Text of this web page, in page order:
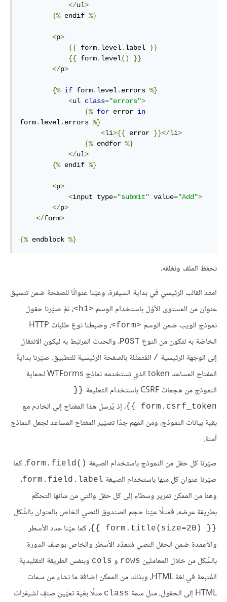
</ul>
{% endif %}
<p>
{{ form. level. label }}
{{ form. level()
}}
</p>
{% if form. level. errors %}
<ul class="errors">
{% for error in
form. level. errors %}
<li>{{ error }}</li>
{% endfor %}
</ul>
{% endif %}
<p>
<input type="submit" value="Add">
</p>
</form>
{% endblock %}
نحفظ الملف ونغلقه.
امتد القالب الرئيسي في بداية الشيفرة، وعيّنا عنوانًا للصفحة ضمن تنسيق
عنوان من المستوى الأوّل باستخدام الوسم <h1>
، ثمّ صيّرنا حقول
نموذج الويب ضمن الوسم <form>
، وضبطنا نوع طلبات HTTP
الخاصّة به لتكون من النوع POST، والحدث المرتبط به ليكون الانتقال
إلى الوجهة الرئيسية / المُتمثّلة بالصفحة الرئيسية للتطبيق. صيّرنا بدايةً
المفتاح المساعد token الذي تستخدمه نماذج WTForms لحماية
النموذج من هجمات CSRF باستخدام التعليمة
form.csrf_token }}
، إذ يُرسل هذا المفتاح إلى الخادم مع
بقية بيانات النموذج، ومن المهم جدًا تصيّير المفتاح المساعد لجعل النماذج
آمنة.
صيّرنا كل حقل من النموذج باستخدام الصيغة ()form.field
، كما
صيّرنا عنوان كل منها باستخدام الصيغة form.field.label،
وهنا من الممكن تمرير وسطاء إلى كل حقل والتي من شأنها التحكّم
بطريقة عرضه، فمثلًا عيّنا حجم الصندوق النصي الخاص بالعنوان بالشّكل
{{ form.title(size=20) }}
، كما عيّنا عدد الأسطر
والأعمدة ضمن الحقل النصي مُتعدّد الأسطر والخاص بوصف الدورة
بالشّكل من خلال المعاملين rows و cols وبنفس الطريقة التقليدية
المُتبعة في لغة HTML، وبذلك من الممكن إضافة ما نشاء من سمات
HTML إلى الحقول، مثل سمة
class مثلًا بغية تعيّين صنفٍ لشيفرات